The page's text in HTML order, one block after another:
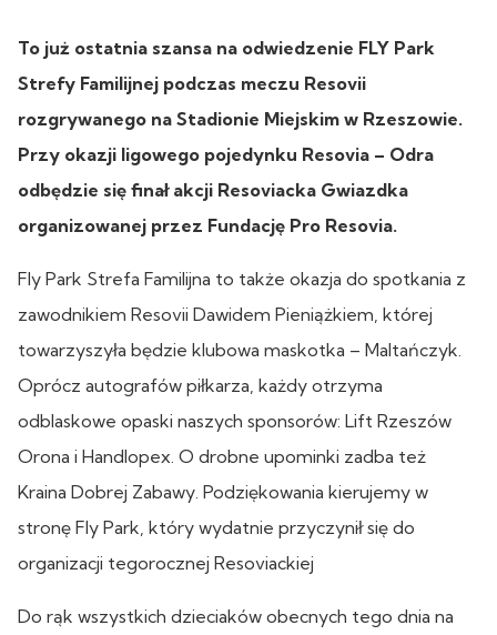
To już ostatnia szansa na odwiedzenie FLY Park
Strefy Familijnej podczas meczu Resovii
rozgrywanego na Stadionie Miejskim w Rzeszowie.
Przy okazji ligowego pojedynku Resovia – Odra
odbędzie się finał akcji Resoviacka Gwiazdka
organizowanej przez Fundację Pro Resovia.
Fly Park Strefa Familijna to także okazja do spotkania z
zawodnikiem Resovii Dawidem Pieniążkiem, której
towarzyszyła będzie klubowa maskotka – Maltańczyk.
Oprócz autografów piłkarza, każdy otrzyma
odblaskowe opaski naszych sponsorów: Lift Rzeszów
Orona i Handlopex. O drobne upominki zadba też
Kraina Dobrej Zabawy. Podziękowania kierujemy w
stronę Fly Park, który wydatnie przyczynił się do
organizacji tegorocznej Resoviackiej
Do rąk wszystkich dzieciaków obecnych tego dnia na